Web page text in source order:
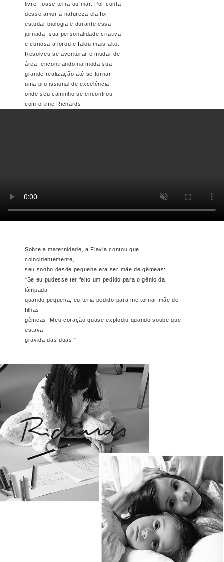
livre, fosse terra ou mar. Por conta
desse amor à natureza ela foi
estudar biologia e durante essa
jornada, sua personalidade criativa
e curiosa aflorou e falou mais alto.
Resolveu se aventurar e mudar de
área, encontrando na moda sua
grande realização até se tornar
uma profissional de excelência,
onde seu caminho se encontrou
com o time Richards!
Sobre a maternidade, a Flavia contou que,
coincidentemente,
seu sonho desde pequena era ser mãe de gêmeas:
“Se eu pudesse ter feito um pedido para o gênio da
lâmpada
quando pequena, eu teria pedido para me tornar mãe de
filhas
gêmeas. Meu coração quase explodiu quando soube que
estava
grávida das duas!”